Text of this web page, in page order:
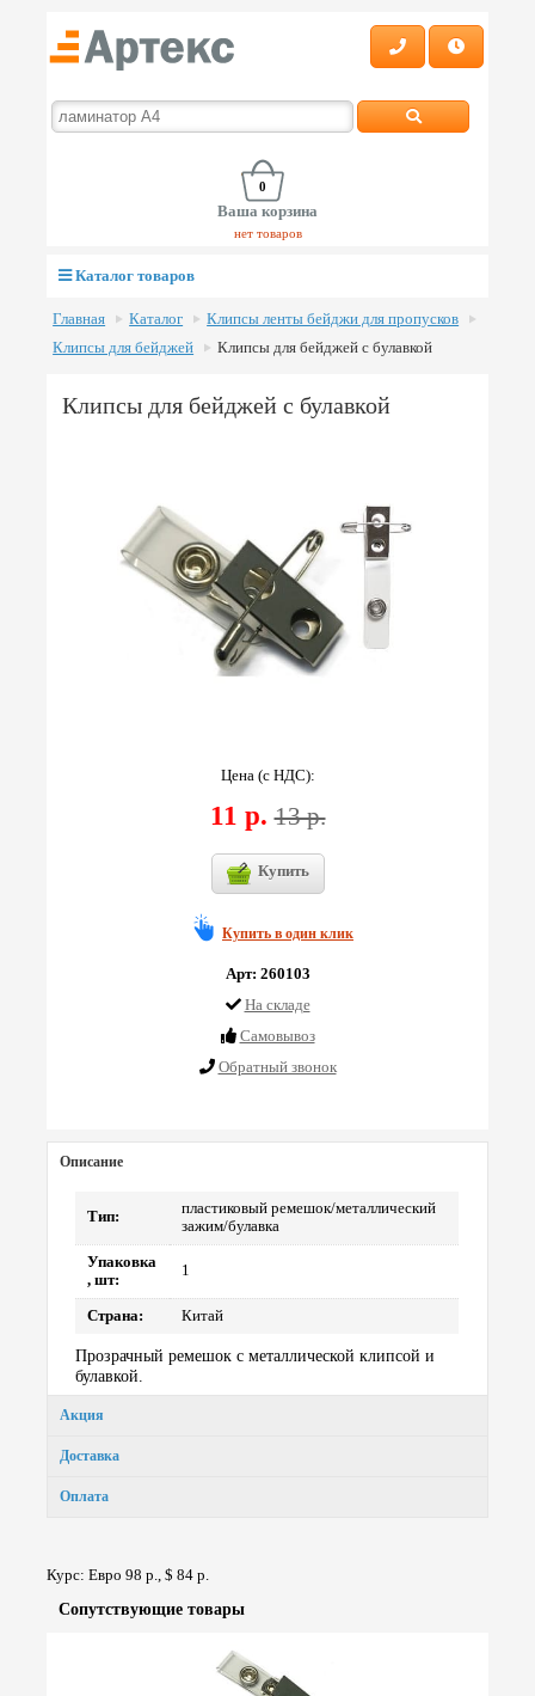
0
Ваша корзина
нет товаров
Каталог товаров
Главная Каталог
Клипсы ленты бейджи для пропусков
Клипсы для бейджей
Клипсы для бейджей с булавкой
Клипсы для бейджей с булавкой
Цена (с НДС):
11 р.13 р.
Купить
Купить в один клик
Арт: 260103
На складе
Cамовывоз
Обратный звонок
Описание
Тип:
пластиковый ремешок/металлический
зажим/булавка
Упаковка
, шт:
1
Страна: Китай
Прозрачный ремешок с металлической клипсой и
булавкой.
Акция
Доставка
Оплата
Курс: Евро 98 р., $ 84 р.
Сопут­ствую­щие товары